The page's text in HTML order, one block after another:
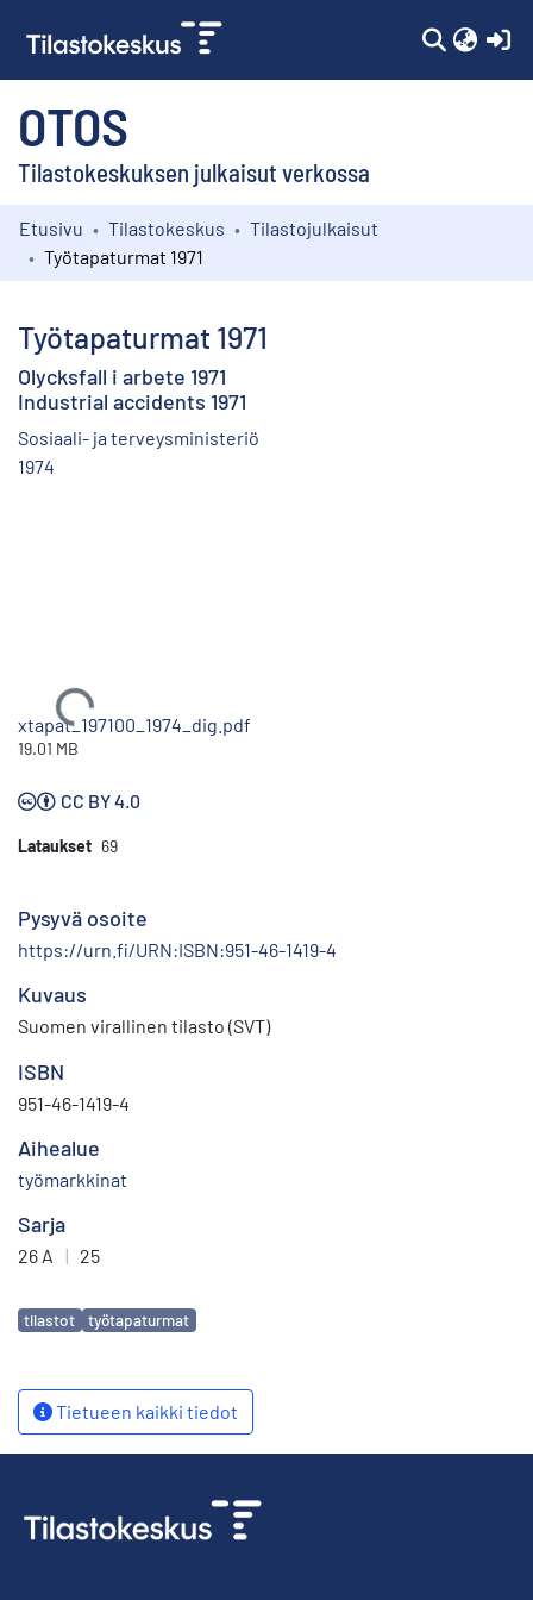
OTOS
Tilastokeskuksen julkaisut verkossa
Kokoelmat
Etusivu Tilastokeskus
Tilastojulkaisut
Työtapaturmat 1971
Työtapaturmat 1971
Olycksfall i arbete 1971
Industrial accidents 1971
Sosiaali- ja terveysministeriö
1974
Ladataan...
xtapat_197100_1974_dig.pdf
19.01 MB
CC BY 4.0
Lataukset 69
Pysyvä osoite
https://urn.fi/URN:ISBN:951-46-1419-4
Kuvaus
Suomen virallinen tilasto (SVT)
ISBN
951-46-1419-4
Aihealue
työmarkkinat
Sarja
26 A | 25
Avainsanat
tilastot työtapaturmat
Tietueen kaikki tiedot